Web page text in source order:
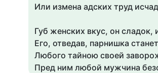
Или измена адских труд
Губ женских вкус, он сладок,
Его, отведав, парнишка
Любого тайною своей
Пред ним любой мужчина